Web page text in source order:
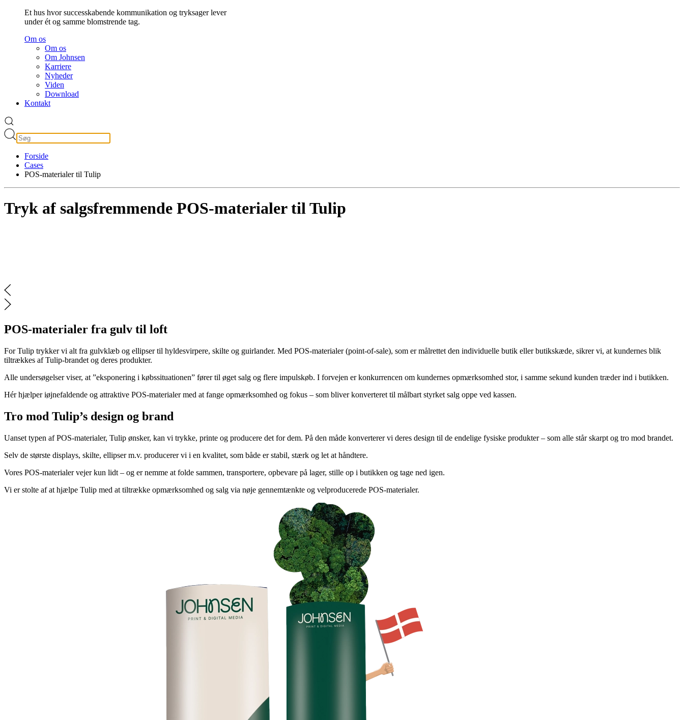
Et hus hvor successkabende kommunikation og tryksager lever
under ét og samme blomstrende tag.
Om os
Om os
Om Johnsen
Karriere
Nyheder
Viden
Download
Kontakt
Forside
Cases
POS-materialer til Tulip
Tryk af salgsfremmende POS-materialer til Tulip
POS-materialer fra gulv til loft
For Tulip trykker vi alt fra gulvklæb og ellipser til hyldesvirpere, skilte og guirlander. Med POS-materialer (point-of-sale), som er målrettet den individuelle butik eller butikskæde, sikrer vi, at kundernes blik
tiltrækkes af Tulip-brandet og deres produkter.
Alle undersøgelser viser, at ”eksponering i købssituationen” fører til øget salg og flere impulskøb. I forvejen er konkurrencen om kundernes opmærksomhed stor, i samme sekund kunden træder ind i butikken.
Hér hjælper iøjnefaldende og attraktive POS-materialer med at fange opmærksomhed og fokus – som bliver konverteret til målbart styrket salg oppe ved kassen.
Tro mod Tulip’s design og brand
Uanset typen af POS-materialer, Tulip ønsker, kan vi trykke, printe og producere det for dem. På den måde konverterer vi deres design til de endelige fysiske produkter – som alle står skarpt og tro mod brandet.
Selv de største displays, skilte, ellipser m.v. producerer vi i en kvalitet, som både er stabil, stærk og let at håndtere.
Vores POS-materialer vejer kun lidt – og er nemme at folde sammen, transportere, opbevare på lager, stille op i butikken og tage ned igen.
Vi er stolte af at hjælpe Tulip med at tiltrække opmærksomhed og salg via nøje gennemtænkte og velproducerede POS-materialer.